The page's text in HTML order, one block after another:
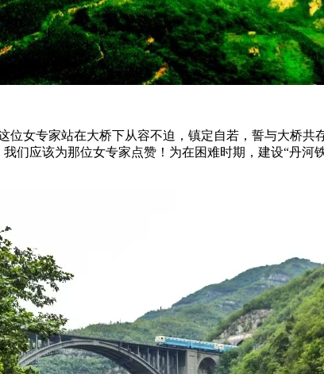
女专家站在大桥下从容不迫，镇定自若，誓与大桥
们应该为那位女专家点赞！为在困难时期，建设“丹河